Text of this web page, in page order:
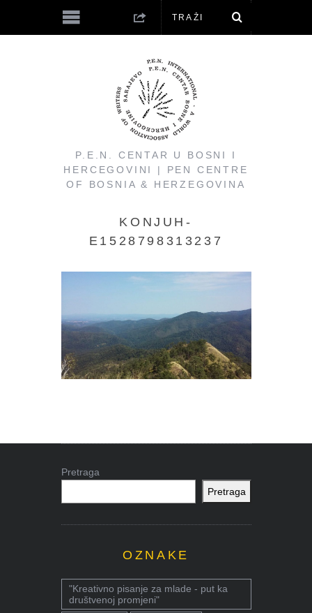
P.E.N. CENTAR U BOSNI I
HERCEGOVINI | PEN CENTRE
OF BOSNIA & HERZEGOVINA
KONJUH-
E1528798313237
Pretraga
Pretraga
OZNAKE
"Kreativno pisanje za mlade - put ka
društvenoj promjeni"